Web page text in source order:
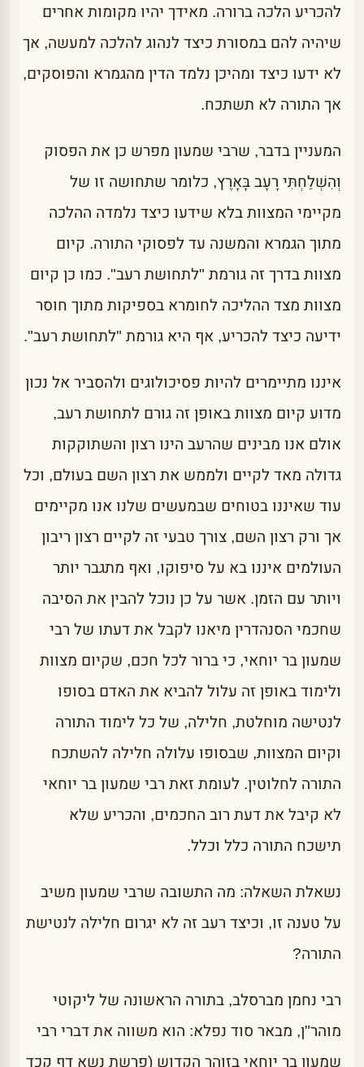
להכריע הלכה ברורה. מאידך יהיו מקומות אחרים
שיהיה להם במסורת כיצד לנהוג להלכה למעשה, אך
לא ידעו כיצד ומהיכן נלמד הדין מהגמרא והפוסקים,
אך התורה לא תשתכח.
המעניין בדבר, שרבי שמעון מפרש כן את הפסוק
וְהִשְׁלַחְתִּי רָעָב בָּאָרֶץ, כלומר שתחושה זו של
מקיימי המצוות בלא שידעו כיצד נלמדה ההלכה
מתוך הגמרא והמשנה עד לפסוקי התורה. קיום
מצוות בדרך זה גורמת "לתחושת רעב". כמו כן קיום
מצוות מצד ההליכה לחומרא בספיקות מתוך חוסר
ידיעה כיצד להכריע, אף היא גורמת "לתחושת רעב".
איננו מתיימרים להיות פסיכולוגים ולהסביר אל נכון
מדוע קיום מצוות באופן זה גורם לתחושת רעב,
אולם אנו מבינים שהרעב הינו רצון והשתוקקות
גדולה מאד לקיים ולממש את רצון השם בעולם, וכל
עוד שאיננו בטוחים שבמעשים שלנו אנו מקיימים
אך ורק רצון השם, צורך טבעי זה לקיים רצון ריבון
העולמים איננו בא על סיפוקו, ואף מתגבר יותר
ויותר עם הזמן. אשר על כן נוכל להבין את הסיבה
שחכמי הסנהדרין מיאנו לקבל את דעתו של רבי
שמעון בר יוחאי, כי ברור לכל חכם, שקיום מצוות
ולימוד באופן זה עלול להביא את האדם בסופו
לנטישה מוחלטת, חלילה, של כל לימוד התורה
וקיום המצוות, שבסופו עלולה חלילה להשתכח
התורה לחלוטין. לעומת זאת רבי שמעון בר יוחאי
לא קיבל את דעת רוב החכמים, והכריע שלא
תישכח התורה כלל וכלל.
נשאלת השאלה: מה התשובה שרבי שמעון משיב
על טענה זו, וכיצד רעב זה לא יגרום חלילה לנטישת
התורה?
רבי נחמן מברסלב, בתורה הראשונה של ליקוטי
מוהר"ן, מבאר סוד נפלא: הוא משווה את דברי רבי
שמעון בר יוחאי בזוהר הקדוש (פרשת נשא דף קכד